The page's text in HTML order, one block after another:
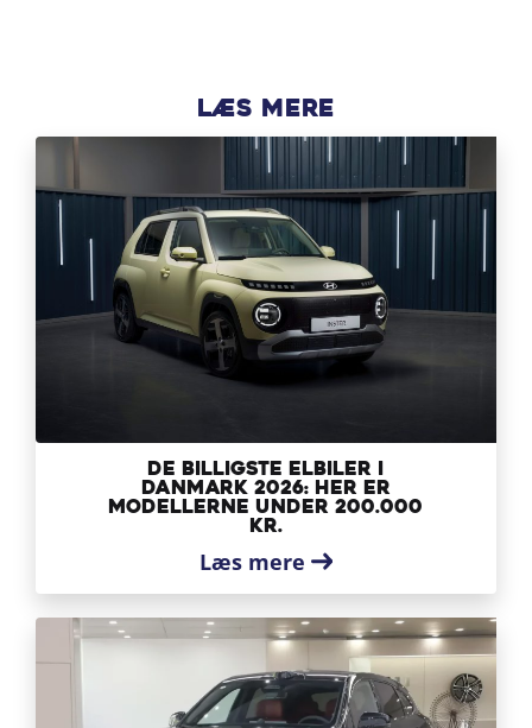
Læs mere
De billigste elbiler i
Danmark 2026: Her er
modellerne under 200.000
kr.
Læs mere